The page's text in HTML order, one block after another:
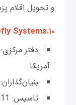
و تحویل اقلام
۱۰.Freefly Systems
آمریکا
تاسیس: 2011